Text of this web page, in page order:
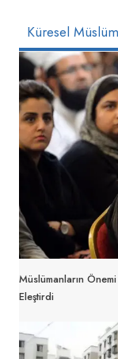
Küresel
Müslümanların
Eleştirdi